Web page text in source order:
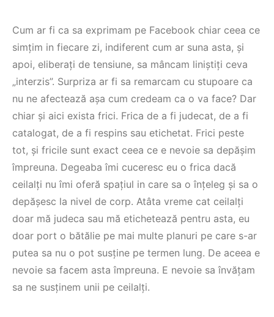
Cum ar fi ca sa exprimam pe Facebook chiar ceea ce
simțim in fiecare zi, indiferent cum ar suna asta, și
apoi, eliberați de tensiune, sa mâncam liniștiți ceva
„interzis”. Surpriza ar fi sa remarcam cu stupoare ca
nu ne afectează așa cum credeam ca o va face? Dar
chiar și aici exista frici. Frica de a fi judecat, de a fi
catalogat, de a fi respins sau etichetat. Frici peste
tot, și fricile sunt exact ceea ce e nevoie sa depășim
împreuna. Degeaba îmi cuceresc eu o frica dacă
ceilalți nu îmi oferă spațiul in care sa o înțeleg și sa o
depășesc la nivel de corp. Atâta vreme cat ceilalți
doar mă judeca sau mă etichetează pentru asta, eu
doar port o bătălie pe mai multe planuri pe care s-ar
putea sa nu o pot susține pe termen lung. De aceea e
nevoie sa facem asta împreuna. E nevoie sa învățam
sa ne susținem unii pe ceilalți.